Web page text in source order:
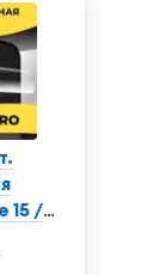
15 /